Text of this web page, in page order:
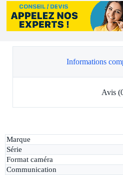
Informations
Avis
Marque
Série
Format caméra
Communication